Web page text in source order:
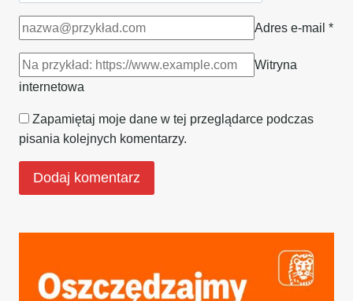
Adres e-mail *
Witryna
internetowa
Zapamiętaj moje dane w tej przeglądarce podczas
pisania kolejnych komentarzy.